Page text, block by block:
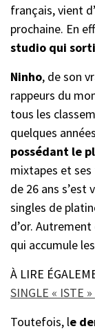
français, vient
prochaine. En
studio qui
Ninho, de son
rappeurs du
tous les
quelques
possédant le
mixtapes et
de 26 ans s’est
singles de
d’or.
qui accumule
À LIRE
SINGLE « ISTE
Toutefois, le